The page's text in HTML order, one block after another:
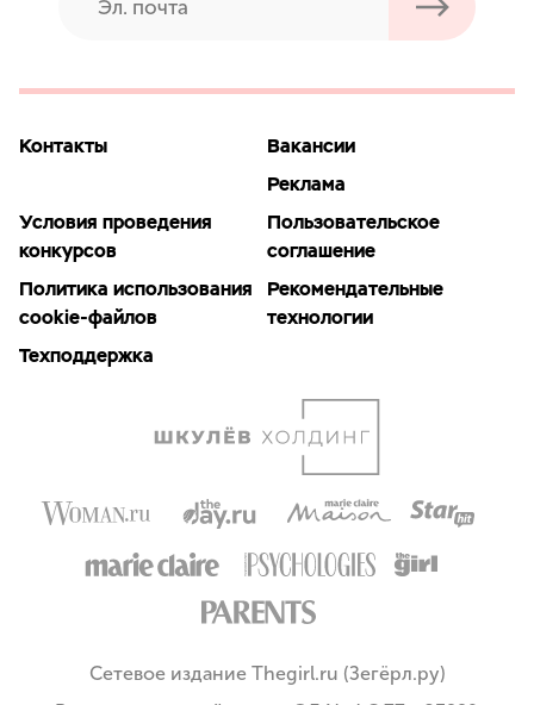
Контакты
Вакансии
Реклама
Условия проведения
конкурсов
Пользовательское
соглашение
Политика использования
cookie-файлов
Рекомендательные
технологии
Техподдержка
Сетевое издание Thegirl.ru (Зегёрл.ру)